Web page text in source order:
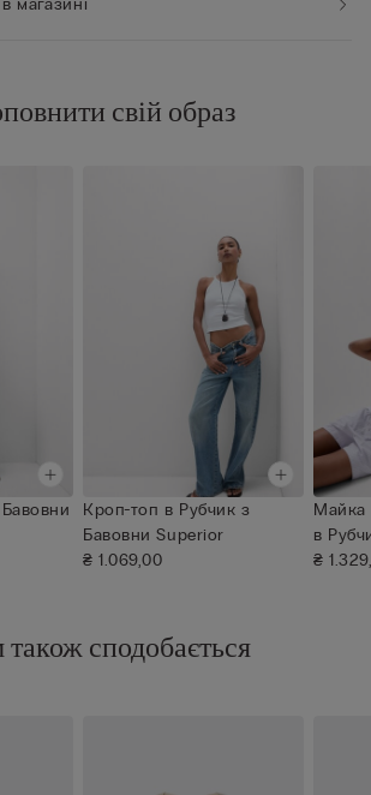
магазині
свій образ
Кроп-топ в Рубчик з
Бавовни Superior
₴ 1.069,00
Майка
в
₴
сподобається